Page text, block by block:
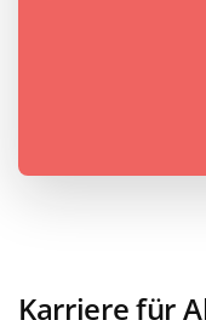
Karriere für